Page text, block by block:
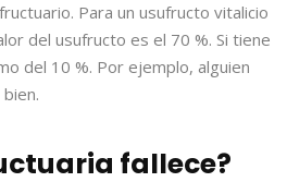
Para un usufructo vitalicio
del usufructo es el 70 %. Si tiene
del 10 %. Por ejemplo, alguien
fallece?